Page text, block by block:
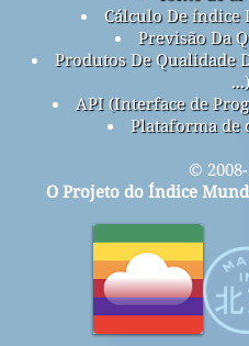
Cálculo De índice
Previsão Da
Produtos De Qualidade
...)
API (Interface de
Plataforma de
©
O Projeto do Índice